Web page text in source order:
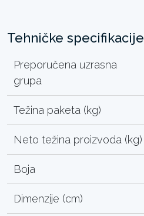
Tehničke specifikacije
Preporučena uzrasna
grupa
Težina paketa (kg)
Neto težina proizvoda (kg)
Boja
Dimenzije (cm)